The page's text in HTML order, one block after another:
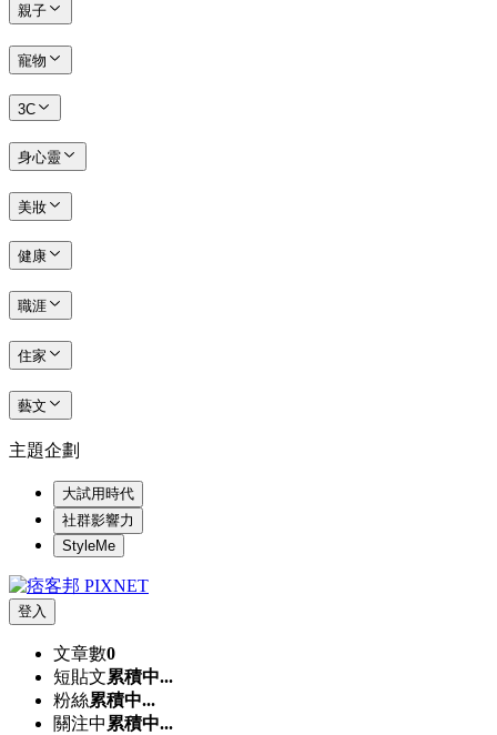
親子
寵物
3C
身心靈
美妝
健康
職涯
住家
藝文
主題企劃
大試用時代
社群影響力
StyleMe
登入
文章數0
短貼文累積中...
粉絲累積中...
關注中 累積中...